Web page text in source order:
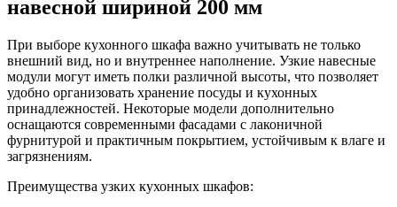
навесной шириной 200 мм
При выборе кухонного шкафа важно учитывать не только
внешний вид, но и внутреннее наполнение. Узкие навесные
модули могут иметь полки различной высоты, что позволяет
удобно организовать хранение посуды и кухонных
принадлежностей. Некоторые модели дополнительно
оснащаются современными фасадами с лаконичной
фурнитурой и практичным покрытием, устойчивым к влаге и
загрязнениям.
Преимущества узких кухонных шкафов: